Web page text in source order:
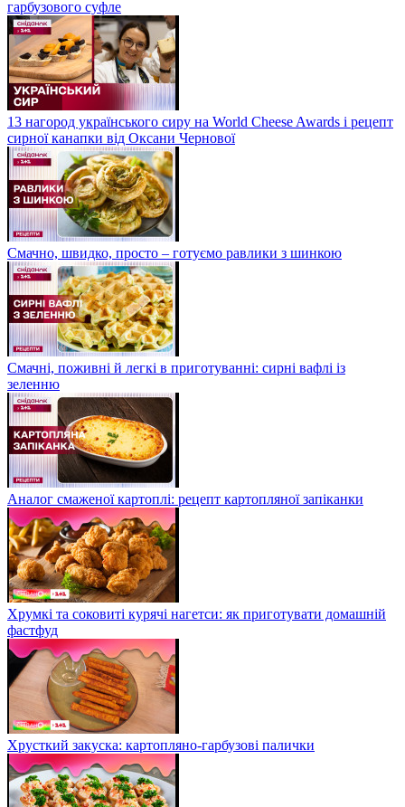
гарбузового суфле
13 нагород українського сиру на World Cheese Awards і рецепт
сирної канапки від Оксани Чернової
Смачно, швидко, просто – готуємо равлики з шинкою
Смачні, поживні й легкі в приготуванні: сирні вафлі із
зеленню
Аналог смаженої картоплі: рецепт картопляної запіканки
Хрумкі та соковиті курячі нагетси: як приготувати домашній
фастфуд
Хрусткий закуска: картопляно-гарбузові палички